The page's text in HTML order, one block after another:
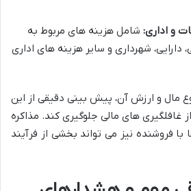
و اداری: شامل هزینه های مربوط به
دارایی، شهرداری و سایر هزینه های اداری
مال و ارزش آن، پیش بینی دقیقی از این
غافلگیری های مالی جلوگیری کند. مذاکره
فروشنده نیز می تواند بخشی از فرآیند